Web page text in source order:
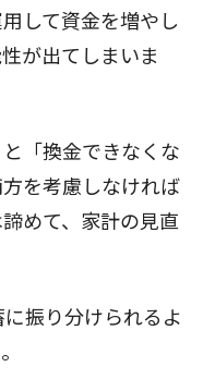
して資金を増やし
が出てしまいま
「換金できなくな
を考慮しなければ
めて、家計の見直
振り分けられるよ